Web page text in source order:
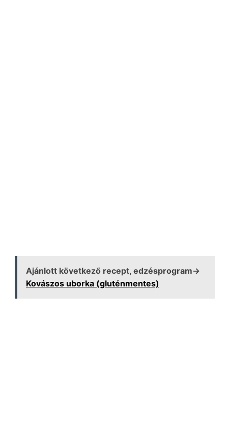
Ajánlott következő recept, edzésprogram→
Kovászos uborka (gluténmentes)